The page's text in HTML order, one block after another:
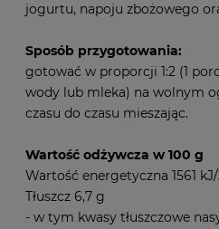
jogurtu, napoju zbożowego
Sposób przygotowania:
gotować w proporcji 1:2 (1
wody lub mleka) na wolnym
czasu do czasu mieszając.
Wartość odżywcza w 100 g
Wartość energetyczna 1561 kJ/
Tłuszcz 6,7 g
- w tym kwasy tłuszczowe